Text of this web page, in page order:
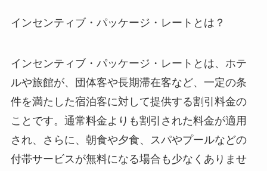
インセンティブ・パッケージ・レートとは？
インセンティブ・パッケージ・レートとは、 ホテ
ルや旅館が、団体客や長期滞在客など、一定の条
件を満たした宿泊客に対して提供する割引料金の
こと です。通常料金よりも割引された料金が適用
され、さらに、朝食や夕食、スパやプールなどの
付帯サービスが無料になる場合も少なくありませ